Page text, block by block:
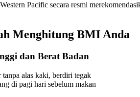
Pacific secara resmi
Menghitung BMI Anda
dan Berat Badan
tanpa alas kaki, berdiri tegak
di pagi hari sebelum makan